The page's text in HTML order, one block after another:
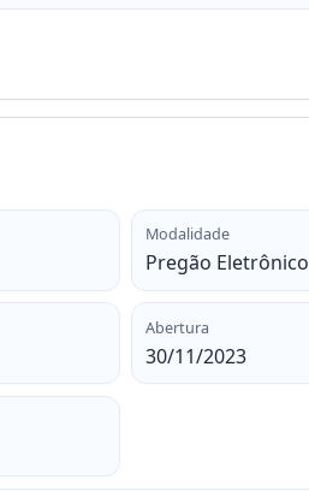
Modalidade
Pregão Eletrônico
Abertura
30/11/2023